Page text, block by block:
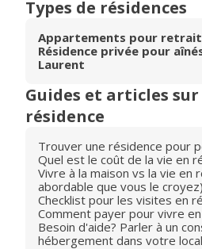
Types de résidences
Appartements pour
Résidence privée pour
Laurent
Guides et articles sur
résidence
Trouver une résidence pour
Quel est le coût de la vie en
Vivre à la maison vs la vie en
abordable que vous le croyez)
Checklist pour les visites en
Comment payer pour vivre
Besoin d'aide? Parler à un
hébergement dans votre